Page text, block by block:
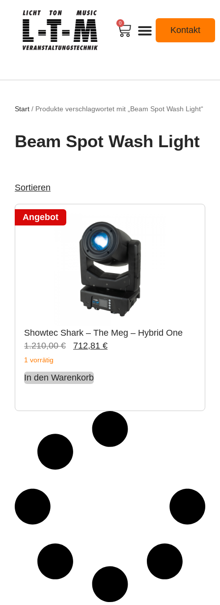
0
Kontakt
Start / Produkte verschlagwortet mit „Beam Spot Wash Light“
Beam Spot Wash Light
Angebot
Showtec Shark – The Meg – Hybrid One
1.210,00€ 712,81 €
1 vorrätig
In den Warenkorb